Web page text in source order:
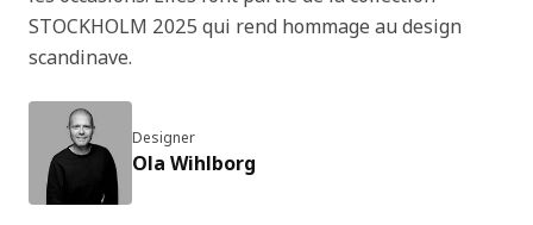
STOCKHOLM 2025 qui rend hommage au design
scandinave.
Designer
Ola Wihlborg